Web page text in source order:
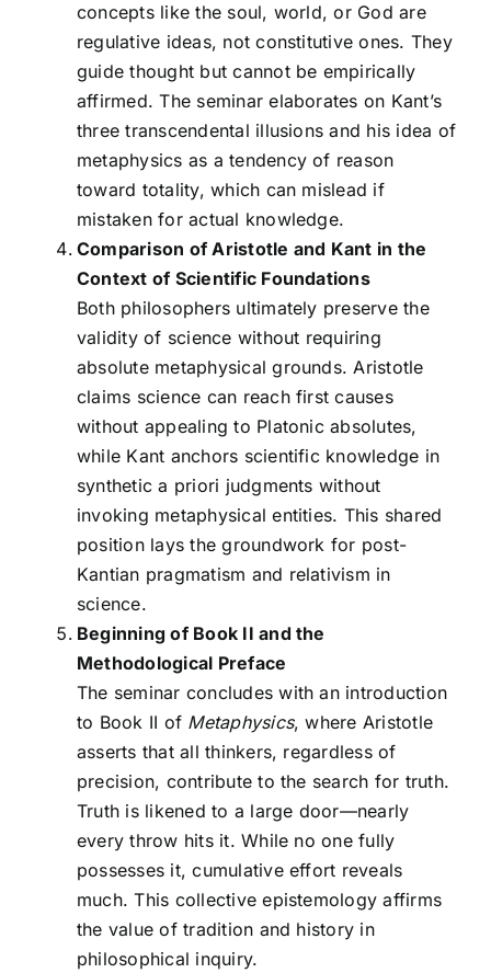
concepts like the soul, world, or God are
regulative ideas, not constitutive ones. They
guide thought but cannot be empirically
affirmed. The seminar elaborates on Kant’s
three transcendental illusions and his idea of
metaphysics as a tendency of reason
toward totality, which can mislead if
mistaken for actual knowledge.
Comparison of Aristotle and Kant in the
Context of Scientific Foundations
Both philosophers ultimately preserve the
validity of science without requiring
absolute metaphysical grounds. Aristotle
claims science can reach first causes
without appealing to Platonic absolutes,
while Kant anchors scientific knowledge in
synthetic a priori judgments without
invoking metaphysical entities. This shared
position lays the groundwork for post-
Kantian pragmatism and relativism in
science.
Beginning of Book II and the
Methodological Preface
The seminar concludes with an introduction
to Book II of Metaphysics, where Aristotle
asserts that all thinkers, regardless of
precision, contribute to the search for truth.
Truth is likened to a large door—nearly
every throw hits it. While no one fully
possesses it, cumulative effort reveals
much. This collective epistemology affirms
the value of tradition and history in
philosophical inquiry.